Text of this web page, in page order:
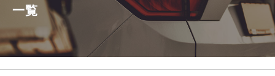
一覧